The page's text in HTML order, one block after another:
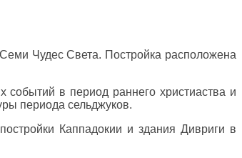
Чудес Света. Постройка расположена
событий в период раннего христиаства и
периода сельджуков.
Каппадокии и здания Дивриги в